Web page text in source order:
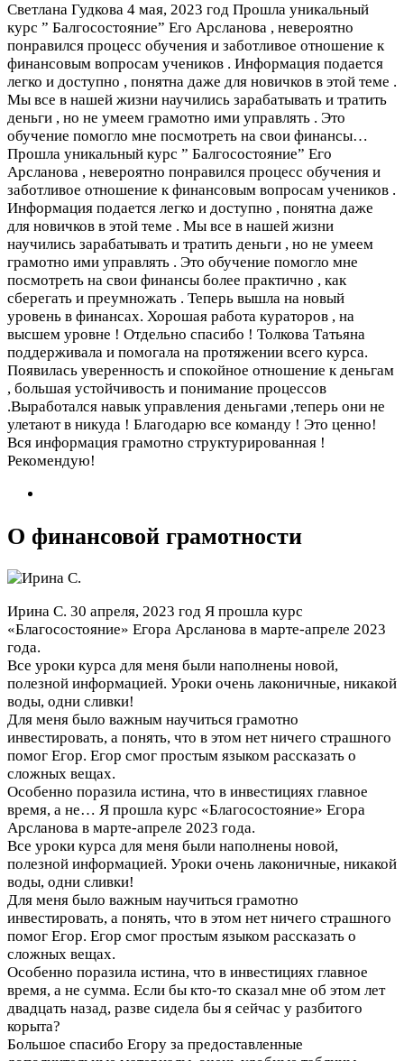
Светлана Гудкова 4 мая, 2023 год Прошла уникальный
курс ” Балгосостояние” Его Арсланова , невероятно
понравился процесс обучения и заботливое отношение к
финансовым вопросам учеников . Информация подается
легко и доступно , понятна даже для новичков в этой теме .
Мы все в нашей жизни научились зарабатывать и тратить
деньги , но не умеем грамотно ими управлять . Это
обучение помогло мне посмотреть на свои финансы…
Прошла уникальный курс ” Балгосостояние” Его
Арсланова , невероятно понравился процесс обучения и
заботливое отношение к финансовым вопросам учеников .
Информация подается легко и доступно , понятна даже
для новичков в этой теме . Мы все в нашей жизни
научились зарабатывать и тратить деньги , но не умеем
грамотно ими управлять . Это обучение помогло мне
посмотреть на свои финансы более практично , как
сберегать и преумножать . Теперь вышла на новый
уровень в финансах. Хорошая работа кураторов , на
высшем уровне ! Отдельно спасибо ! Толкова Татьяна
поддерживала и помогала на протяжении всего курса.
Появилась уверенность и спокойное отношение к деньгам
, большая устойчивость и понимание процессов
.Выработался навык управления деньгами ,теперь они не
улетают в никуда ! Благодарю все команду ! Это ценно!
Вся информация грамотно структурированная !
Рекомендую!
О финансовой грамотности
Ирина С. 30 апреля, 2023 год Я прошла курс
«Благосостояние» Егора Арсланова в марте-апреле 2023
года.
Все уроки курса для меня были наполнены новой,
полезной информацией. Уроки очень лаконичные, никакой
воды, одни сливки!
Для меня было важным научиться грамотно
инвестировать, а понять, что в этом нет ничего страшного
помог Егор. Егор смог простым языком рассказать о
сложных вещах.
Особенно поразила истина, что в инвестициях главное
время, а не… Я прошла курс «Благосостояние» Егора
Арсланова в марте-апреле 2023 года.
Все уроки курса для меня были наполнены новой,
полезной информацией. Уроки очень лаконичные, никакой
воды, одни сливки!
Для меня было важным научиться грамотно
инвестировать, а понять, что в этом нет ничего страшного
помог Егор. Егор смог простым языком рассказать о
сложных вещах.
Особенно поразила истина, что в инвестициях главное
время, а не сумма. Если бы кто-то сказал мне об этом лет
двадцать назад, разве сидела бы я сейчас у разбитого
корыта?
Большое спасибо Егору за предоставленные